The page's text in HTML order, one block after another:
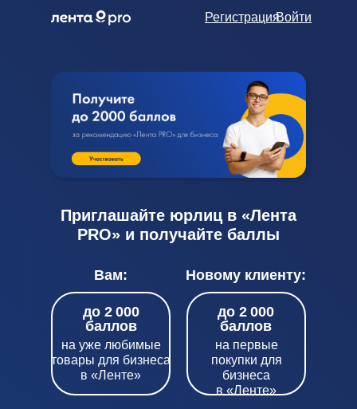
РегистрацияВойти
Приглашайте юрлиц в «Лента
PRO» и получайте баллы
на уже любимые
товары для бизнеса
в «Ленте»
до 2 000
баллов
Вам:
на первые
покупки для
бизнеса
в «Ленте»
до 2 000
баллов
Новому клиенту: